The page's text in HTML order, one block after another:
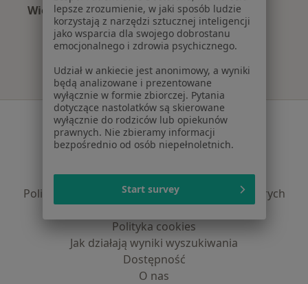
Więcej (15)
Więcej w kategorii: Najczęście leczone
Serwis
Regulamin
Polityka prywatności profesjonalistów
Polityka prywatności dla profesjonalistów, których
Polityka cookies
Jak działają wyniki wyszukiwania
Dostępność
O nas
lepsze zrozumienie, w jaki sposób ludzie
korzystają z narzędzi sztucznej inteligencji
jako wsparcia dla swojego dobrostanu
emocjonalnego i zdrowia psychicznego.
Udział w ankiecie jest anonimowy, a wyniki
będą analizowane i prezentowane
wyłącznie w formie zbiorczej. Pytania
dotyczące nastolatków są skierowane
wyłącznie do rodziców lub opiekunów
prawnych. Nie zbieramy informacji
bezpośrednio od osób niepełnoletnich.
Start survey